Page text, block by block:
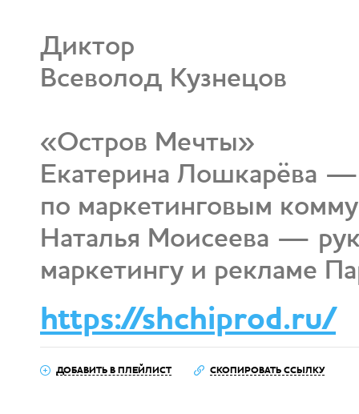
Диктор
Всеволод Кузнецов
«Остров Мечты»
Екатерина Лошкарёва —
по маркетинговым
Наталья Моисеева —
маркетингу и рекламе
https://shchiprod.ru/
ДОБАВИТЬ В ПЛЕЙЛИСТ СКОПИРОВАТЬ ССЫЛКУ